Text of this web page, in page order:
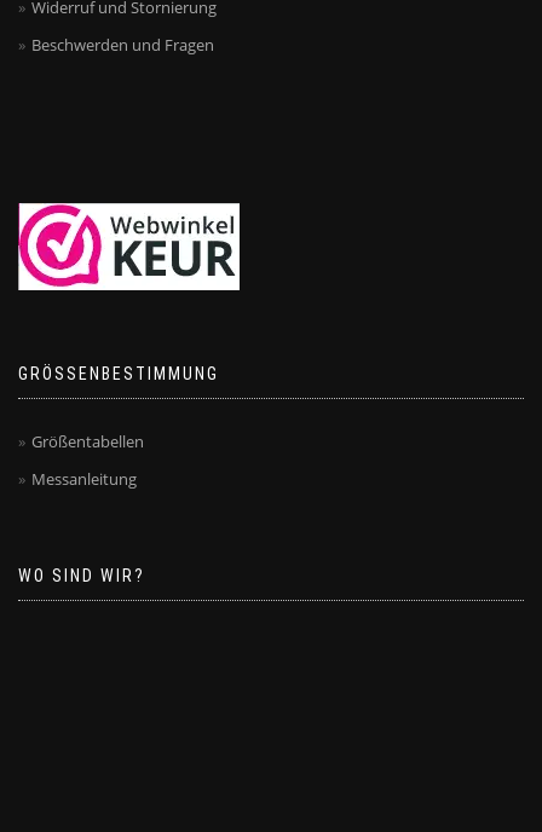
Widerruf und Stornierung
Beschwerden und Fragen
GRÖSSENBESTIMMUNG
Größentabellen
Messanleitung
WO SIND WIR?